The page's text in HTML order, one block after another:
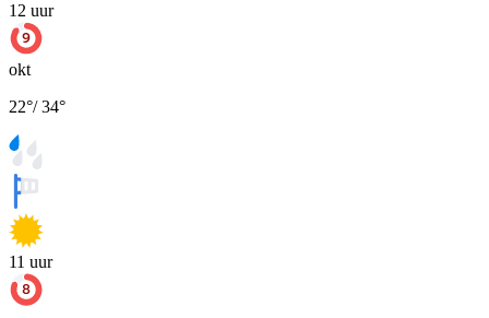
12 uur
okt
22°/34°
11 uur